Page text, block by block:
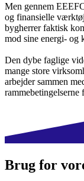
Men gennem
og finansielle
bygherrer faktisk
mod sine energi- og
Den dybe faglige
mange store
arbejder sammen
rammebetingelserne
Brug for